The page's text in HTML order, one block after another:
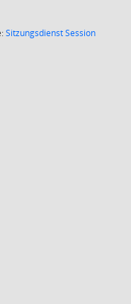
SitzungsdienstSession(Wird in